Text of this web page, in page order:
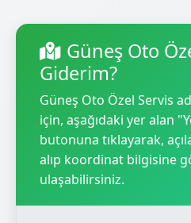
Güneş Oto
Giderim?
Güneş Oto Özel Servis
için, aşağıdaki yer alan
butonuna tıklayarak,
alıp koordinat bilgisine
ulaşabilirsiniz.